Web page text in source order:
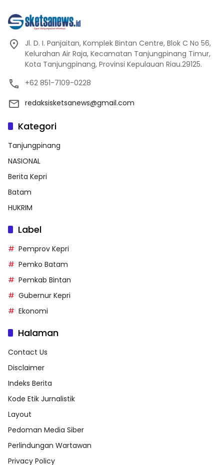
Jl. D. I. Panjaitan, Komplek Bintan Centre, Blok C No 56,
Kelurahan Air Raja, Kecamatan Tanjungpinang Timur,
Kota Tanjungpinang, Provinsi Kepulauan Riau.29125.
+62 851-7109-0228
redaksisketsanews@gmail.com
Kategori
Tanjungpinang
NASIONAL
Berita Kepri
Batam
HUKRIM
Label
Pemprov Kepri
Pemko Batam
Pemkab Bintan
Gubernur Kepri
Ekonomi
Halaman
Contact Us
Disclaimer
Indeks Berita
Kode Etik Jurnalistik
Layout
Pedoman Media Siber
Perlindungan Wartawan
Privacy Policy